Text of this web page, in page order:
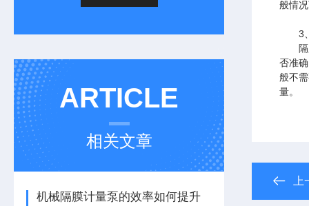
ARTICLE
相关文章
机械隔膜计量泵的效率如何提升
般情
3、
隔膜
否准
般不
量。